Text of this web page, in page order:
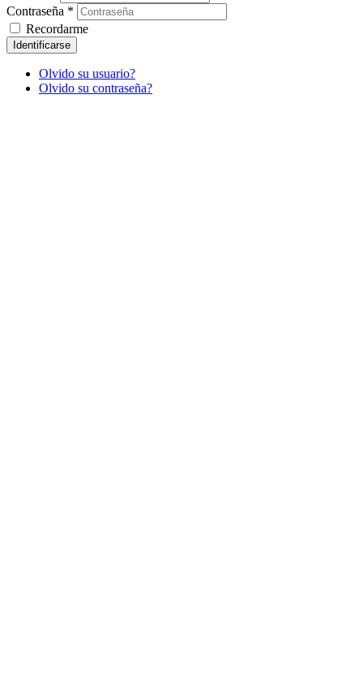
Contraseña *
Recordarme
Identificarse
Olvido su usuario?
Olvido su contraseña?